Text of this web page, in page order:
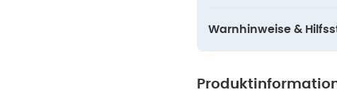
Warnhinweise &